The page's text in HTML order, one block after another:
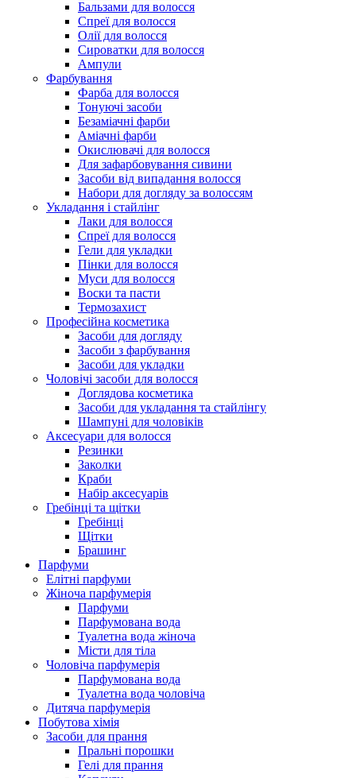
Бальзами для волосся
Спреї для волосся
Олії для волосся
Сироватки для волосся
Ампули
Фарбування
Фарба для волосся
Тонуючі засоби
Безаміачні фарби
Аміачні фарби
Окислювачі для волосся
Для зафарбовування сивини
Засоби від випадання волосся
Набори для догляду за волоссям
Укладання і стайлінг
Лаки для волосся
Спреї для волосся
Гели для укладки
Пінки для волосся
Муси для волосся
Воски та пасти
Термозахист
Професійна косметика
Засоби для догляду
Засоби з фарбування
Засоби для укладки
Чоловічі засоби для волосся
Доглядова косметика
Засоби для укладання та стайлінгу
Шампуні для чоловіків
Аксесуари для волосся
Резинки
Заколки
Краби
Набір аксесуарів
Гребінці та щітки
Гребінці
Щітки
Брашинг
Парфуми
Елітні парфуми
Жіноча парфумерія
Парфуми
Парфумована вода
Туалетна вода жіноча
Місти для тіла
Чоловіча парфумерія
Парфумована вода
Туалетна вода чоловіча
Дитяча парфумерія
Побутова хімія
Засоби для прання
Пральні порошки
Гелі для прання